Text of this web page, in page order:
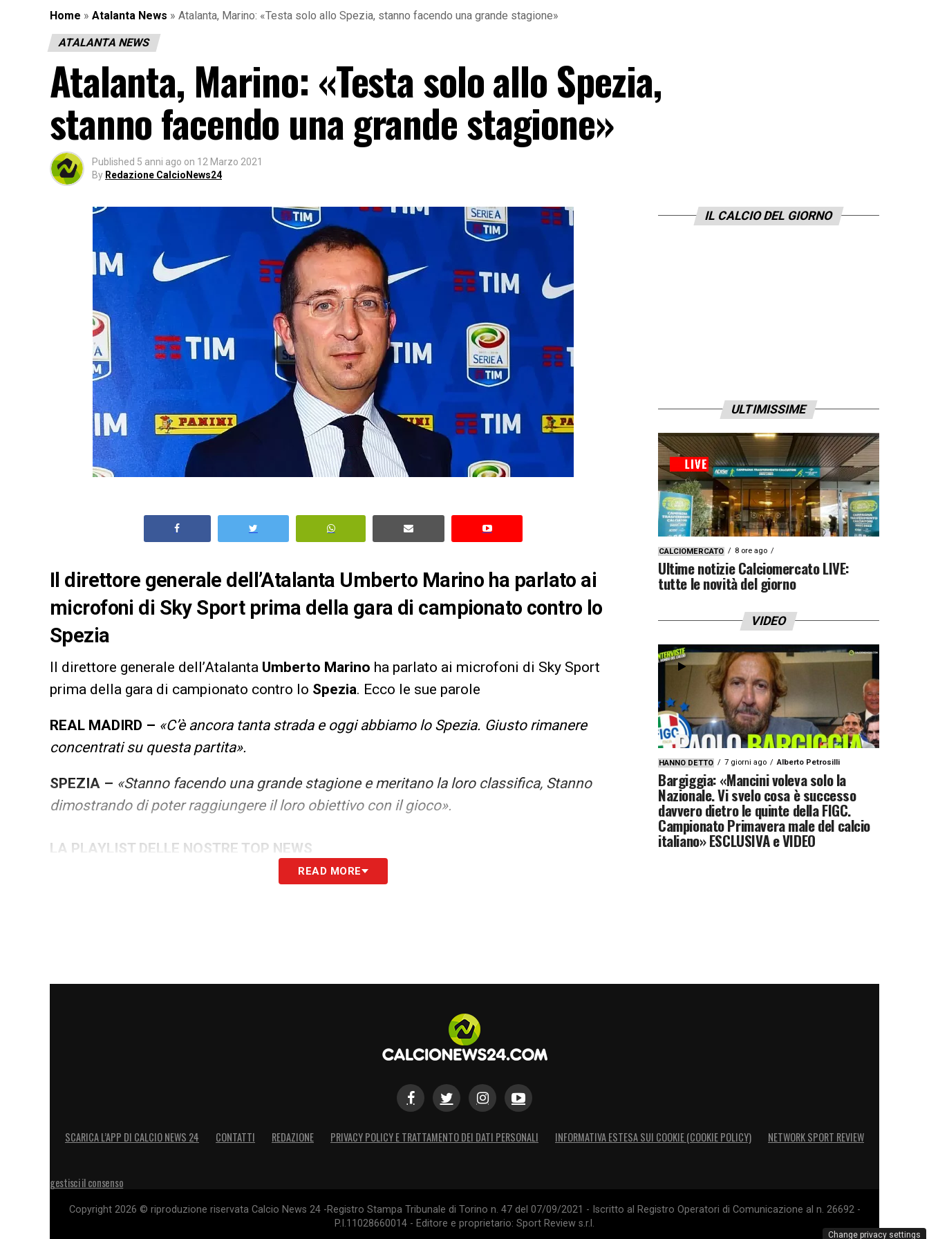
Home » Atalanta News » Atalanta, Marino: «Testa solo allo Spezia, stanno facendo una grande stagione»
ATALANTA NEWS
Atalanta, Marino: «Testa solo allo Spezia,
stanno facendo una grande stagione»
Published 5 anni ago on 12 Marzo 2021
By Redazione CalcioNews24
Il direttore generale dell’Atalanta Umberto Marino ha parlato ai
microfoni di Sky Sport prima della gara di campionato contro lo
Spezia
Il direttore generale dell’Atalanta Umberto Marino ha parlato ai microfoni di Sky Sport
prima della gara di campionato contro lo Spezia. Ecco le sue parole
REAL MADIRD – «C’è ancora tanta strada e oggi abbiamo lo Spezia. Giusto rimanere
concentrati su questa partita».
SPEZIA – «Stanno facendo una grande stagione e meritano la loro classifica, Stanno
dimostrando di poter raggiungere il loro obiettivo con il gioco».
LA PLAYLIST DELLE NOSTRE TOP NEWS
READ MORE
IL CALCIO DEL GIORNO
ULTIMISSIME
CALCIOMERCATO 8 ore ago
Ultime notizie Calciomercato LIVE:
tutte le novità del giorno
VIDEO
HANNO DETTO 7 giorni ago Alberto Petrosilli
Bargiggia: «Mancini voleva solo la
Nazionale. Vi svelo cosa è successo
davvero dietro le quinte della FIGC.
Campionato Primavera male del calcio
italiano» ESCLUSIVA e VIDEO
SCARICA L’APP DI CALCIO NEWS 24 CONTATTI REDAZIONE PRIVACY POLICY E TRATTAMENTO DEI DATI PERSONALI INFORMATIVA ESTESA SUI COOKIE (COOKIE POLICY) NETWORK SPORT REVIEW
gestisci il consenso
Copyright 2026 © riproduzione riservata Calcio News 24 -Registro Stampa Tribunale di Torino n. 47 del 07/09/2021 - Iscritto al Registro Operatori di Comunicazione al n. 26692 -
P.I.11028660014 - Editore e proprietario: Sport Review s.r.l.
Change privacy settings